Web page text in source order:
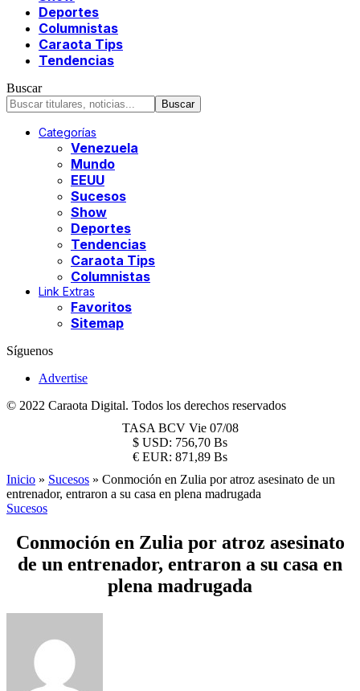
Deportes
Columnistas
Caraota Tips
Tendencias
Buscar
Categorías
Venezuela
Mundo
EEUU
Sucesos
Show
Deportes
Tendencias
Caraota Tips
Columnistas
Link Extras
Favoritos
Sitemap
Síguenos
Advertise
© 2022 Caraota Digital. Todos los derechos reservados
TASA BCV Vie 07/08
$ USD: 756,70 Bs
€ EUR: 871,89 Bs
Inicio » Sucesos » Conmoción en Zulia por atroz asesinato de un
entrenador, entraron a su casa en plena madrugada
Sucesos
Conmoción en Zulia por atroz asesinato
de un entrenador, entraron a su casa en
plena madrugada